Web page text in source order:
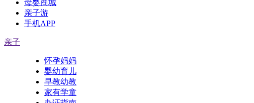
母婴商城
亲子游
手机APP
亲子
怀孕妈妈
婴幼育儿
早教幼教
家有学童